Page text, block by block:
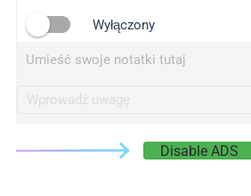
Wyłączony
Umieść swoje notatki tutaj
Disable ADS